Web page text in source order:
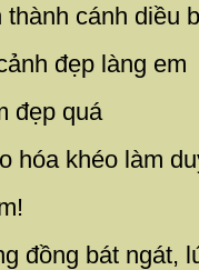
cánh diều
đẹp làng em
đẹp quá
hóa khéo làm
đồng bát ngát,